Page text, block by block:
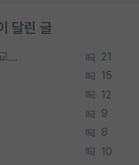
달린 글
SSH 박사과정을 그만두고 지방대 박사로 옮기면 교수의 꿈은 끝일까요? 21
15
12
9
8
10